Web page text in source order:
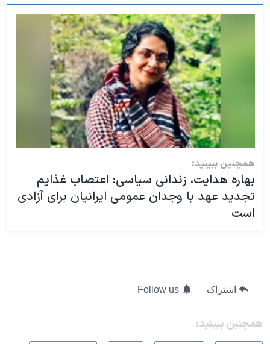
همچنین ببینید:
بهاره هدایت، زندانی سیاسی: اعتصاب غذایم
تجدید عهد با وجدان عمومی ایرانیان برای آزادی
است
اشتراک Follow us
همچنبن ببینید: